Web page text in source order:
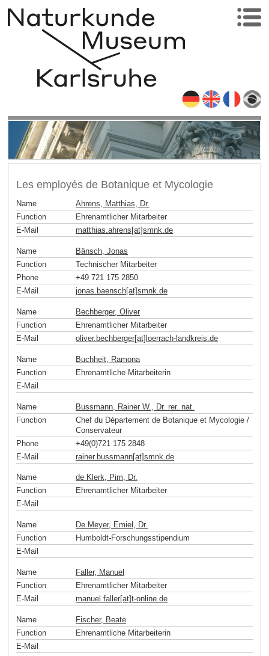
Les employés de Botanique et Mycologie
Name
Ahrens, Matthias, Dr.
Function
Ehrenamtlicher Mitarbeiter
E-Mail
matthias.ahrens[at]smnk.de
Name
Bänsch, Jonas
Function
Technischer Mitarbeiter
Phone
+49 721 175 2850
E-Mail
jonas.baensch[at]smnk.de
Name
Bechberger, Oliver
Function
Ehrenamtlicher Mitarbeiter
E-Mail
oliver.bechberger[at]loerrach-landkreis.de
Name
Buchheit, Ramona
Function
Ehrenamtliche Mitarbeiterin
E-Mail
Name
Bussmann, Rainer W., Dr. rer. nat.
Function
Chef du Département de Botanique et Mycologie /
Conservateur
Phone
+49(0)721 175 2848
E-Mail
rainer.bussmann[at]smnk de
Name
de Klerk, Pim, Dr.
Function
Ehrenamtlicher Mitarbeiter
E-Mail
Name
De Meyer, Emiel, Dr.
Function
Humboldt-Forschungsstipendium
E-Mail
Name
Faller, Manuel
Function
Ehrenamtlicher Mitarbeiter
E-Mail
manuel.faller[at]t-online.de
Name
Fischer, Beate
Function
Ehrenamtliche Mitarbeiterin
E-Mail